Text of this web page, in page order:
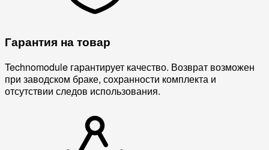
Гарантия на товар
Technomodule гарантирует качество. Возврат возможен
при заводском браке, сохранности комплекта и
отсутствии следов использования.